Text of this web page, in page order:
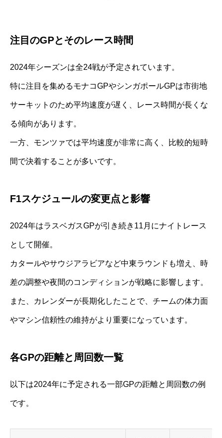
注目のGPとそのレース時間
2024年シーズンは全24戦が予定されています。
特に注目を集めるモナコGPやシンガポールGPは市街地
サーキットのため平均速度が遅く、レース時間が長くな
る傾向があります。
一方、モンツァでは平均速度が非常に高く、比較的短時
間で決着することが多いです。
F1スケジュールの変更点と影響
2024年はラスベガスGPが引き続き11月にナイトレース
として開催。
カタールやサウジアラビアなど中東ラウンドも増え、時
差の調整や夜間のコンディションが戦略に影響します。
また、カレンダーが長期化したことで、チームの体力面
やマシン信頼性の維持がより重要になっています。
各GPの距離と周回数一覧
以下は2024年に予定される一部GPの距離と周回数の例
です。